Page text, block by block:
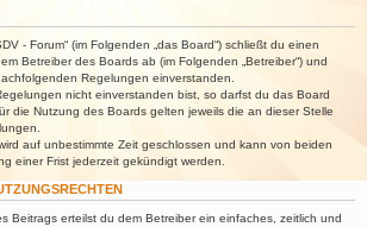
- Forum“ (im Folgenden „das Board“) schließt du einen
Betreiber des Boards ab (im Folgenden „Betreiber“) und
Regelungen einverstanden.
nicht einverstanden bist, so darfst du das Board
die Nutzung des Boards gelten jeweils die an dieser Stelle
auf unbestimmte Zeit geschlossen und kann von beiden
einer Frist jederzeit gekündigt werden.
Beitrags erteilst du dem Betreiber ein einfaches, zeitlich und